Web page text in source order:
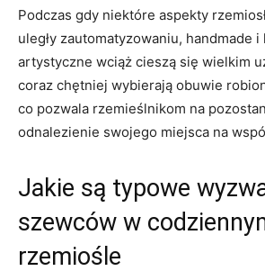
Podczas gdy niektóre aspekty
uległy zautomatyzowaniu, handmade
artystyczne wciąż cieszą się wielkim
coraz chętniej wybierają obuwie
co pozwala rzemieślnikom na
odnalezienie swojego miejsca na
Jakie są typowe
szewców w
rzemiośle